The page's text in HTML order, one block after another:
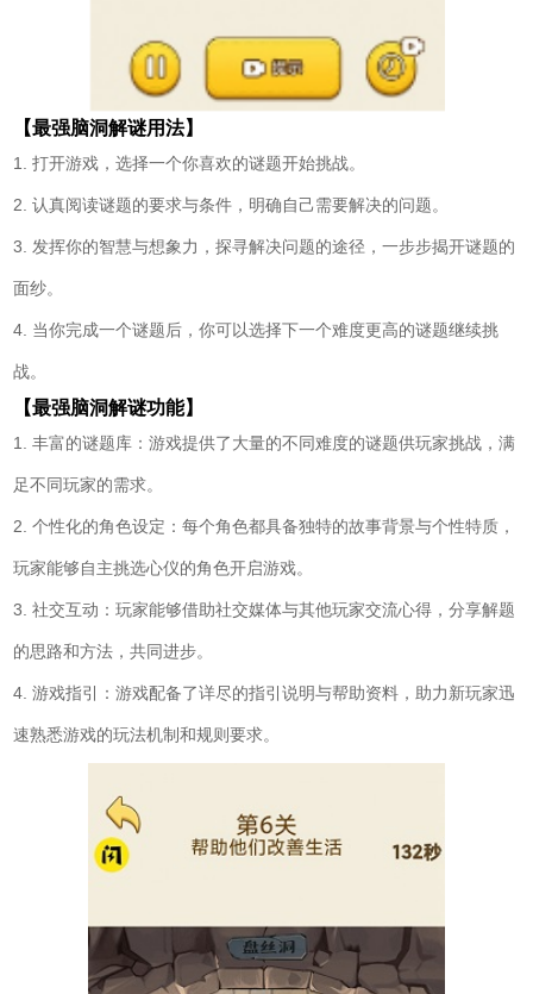
【最强脑洞解谜用法】
1. 打开游戏，选择一个你喜欢的谜题开始挑战。
2. 认真阅读谜题的要求与条件，明确自己需要解决的问题。
3. 发挥你的智慧与想象力，探寻解决问题的途径，一步步揭开谜题的
面纱。
4. 当你完成一个谜题后，你可以选择下一个难度更高的谜题继续挑
战。
【最强脑洞解谜功能】
1. 丰富的谜题库：游戏提供了大量的不同难度的谜题供玩家挑战，满
足不同玩家的需求。
2. 个性化的角色设定：每个角色都具备独特的故事背景与个性特质，
玩家能够自主挑选心仪的角色开启游戏。
3. 社交互动：玩家能够借助社交媒体与其他玩家交流心得，分享解题
的思路和方法，共同进步。
4. 游戏指引：游戏配备了详尽的指引说明与帮助资料，助力新玩家迅
速熟悉游戏的玩法机制和规则要求。